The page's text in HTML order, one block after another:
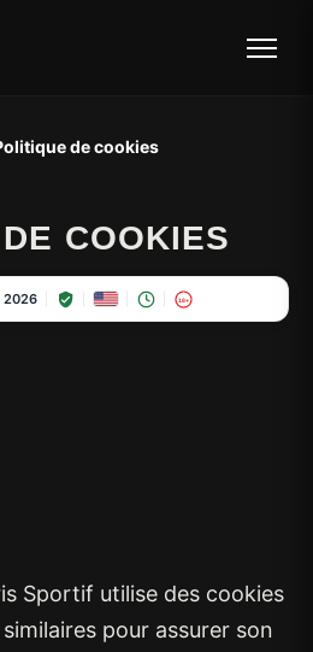
de cookies
COOKIES
2026 18+
Sportif utilise des cookies
pour assurer son